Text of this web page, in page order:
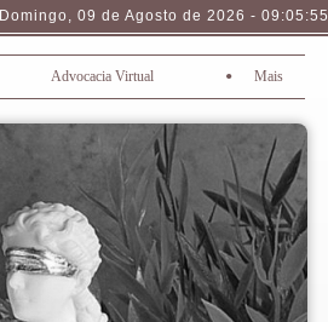
Domingo, 09 de Agosto de 2026 - 09:05:56
Advocacia Virtual • Mais